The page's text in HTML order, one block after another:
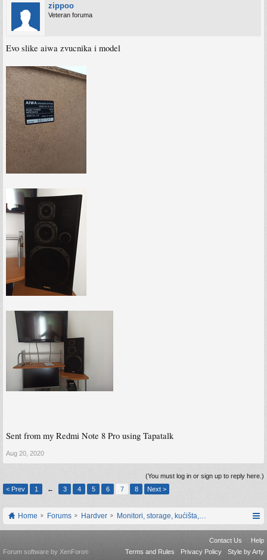
zippoo
Veteran foruma
Evo slike aiwa zvucnika i model
Sent from my Redmi Note 8 Pro using Tapatalk
Aug 20, 2020
(You must log in or sign up to reply here.)
< Prev
1 ← 3 4 5 6 7 8 Next >
Home Forums Hardver Monitori, storage, kućišta, periferija
Contact Us
Help
Terms and Rules
Privacy Policy Style by Arty
Forum software by XenForo®